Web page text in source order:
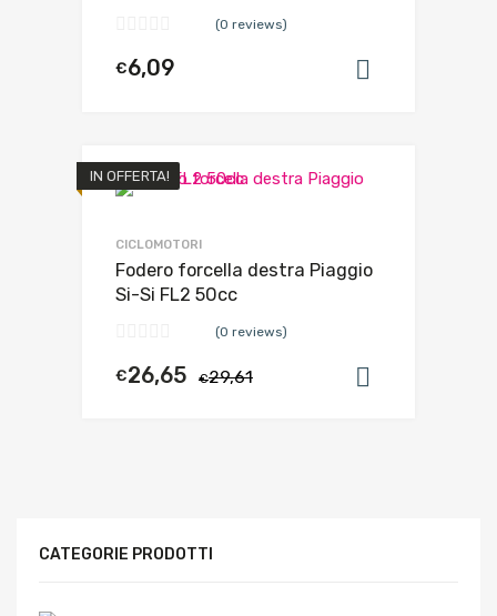
(0 reviews)
€6,09
IN OFFERTA!
CICLOMOTORI
Fodero forcella destra Piaggio
Si-Si FL2 50cc
(0 reviews)
€29,61
€26,65
CATEGORIE PRODOTTI